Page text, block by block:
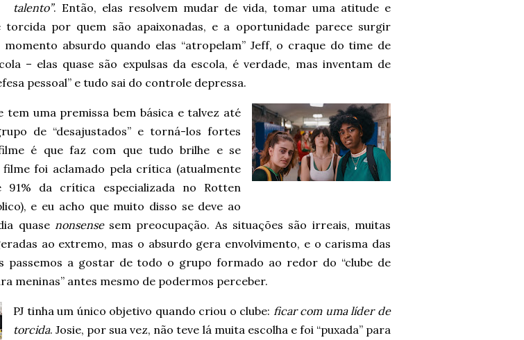
talento”. Então, elas resolvem mudar de vida, tomar uma atitude e
por quem são apaixonadas, e a oportunidade parece surgir
absurdo quando elas “atropelam” Jeff, o craque do time de
– elas quase são expulsas da escola, é verdade, mas inventam de
pessoal” e tudo sai do controle depressa.
tem uma premissa bem básica e talvez até
de “desajustados” e torná-los fortes
é que faz com que tudo brilhe e se
foi aclamado pela crítica (atualmente
91% da crítica especializada no Rotten
e eu acho que muito disso se deve ao
quase nonsensesem preocupação. As situações são irreais, muitas
ao extremo, mas o absurdo gera envolvimento, e o carisma das
passemos a gostar de todo o grupo formado ao redor do “clube de
meninas” antes mesmo de podermos perceber.
PJ tinha um único objetivo quando criou o clube: ficar com uma líder de
torcida. Josie, por sua vez, não teve lá muita escolha e foi “puxada” para